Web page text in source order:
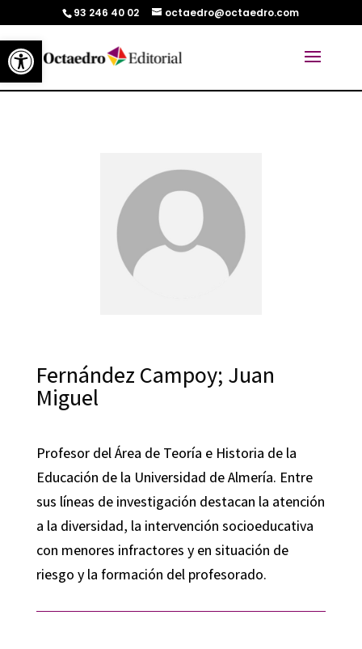
Abrir barra de herramientas
93 246 40 02 octaedro@octaedro.com
Fernández Campoy; Juan
Miguel
Profesor del Área de Teoría e Historia de la
Educación de la Universidad de Almería. Entre
sus líneas de investigación destacan la atención
a la diversidad, la intervención socioeducativa
con menores infractores y en situación de
riesgo y la formación del profesorado.